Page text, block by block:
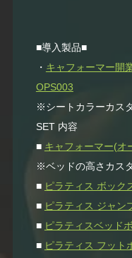
■導入製品■
・ キャフォーマー開
OPS003
※シートカラーカス
SET 内容
■ キャフォーマー(オ
※ベッドの高さカス
■ ピラティス ボック
■ ピラティス ジャン
■ ピラティスベッド
■ ピラティス フット